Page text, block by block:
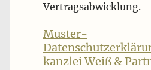
Vertragsabwicklung.
Muster-
kanzlei Weiß &